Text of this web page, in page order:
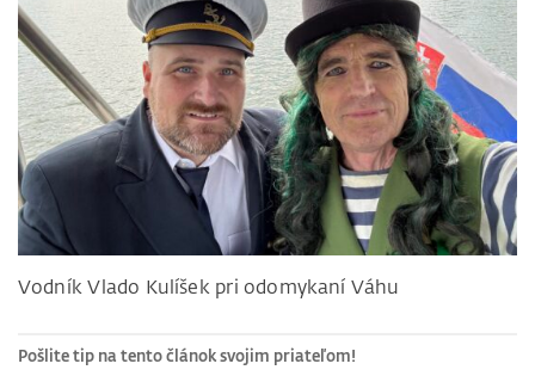
Vodník Vlado Kulíšek pri odomykaní Váhu
Pošlite tip na tento článok svojim priateľom!